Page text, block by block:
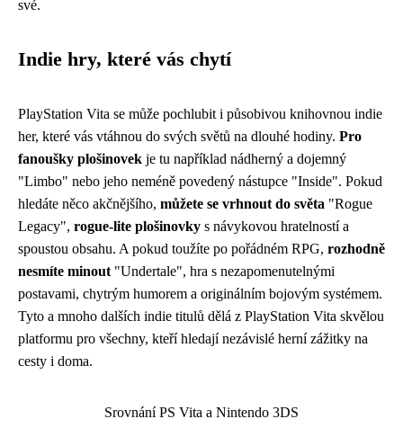
své.
Indie hry, které vás chytí
PlayStation Vita se může pochlubit i působivou knihovnou indie
her, které vás vtáhnou do svých světů na dlouhé hodiny. Pro
fanoušky plošinovek je tu například nádherný a dojemný
"Limbo" nebo jeho neméně povedený nástupce "Inside". Pokud
hledáte něco akčnějšího, můžete se vrhnout do světa "Rogue
Legacy", rogue-lite plošinovky s návykovou hratelností a
spoustou obsahu. A pokud toužíte po pořádném RPG, rozhodně
nesmíte minout "Undertale", hra s nezapomenutelnými
postavami, chytrým humorem a originálním bojovým systémem.
Tyto a mnoho dalších indie titulů dělá z PlayStation Vita skvělou
platformu pro všechny, kteří hledají nezávislé herní zážitky na
cesty i doma.
Srovnání PS Vita a Nintendo 3DS